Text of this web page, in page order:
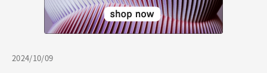
2024/10/09